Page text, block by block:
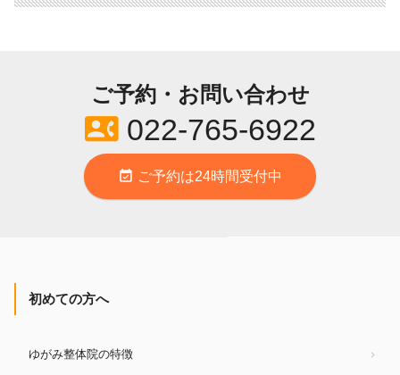
ご予約・お問い合わせ
contact_phone022-765-6922
event_available ご予約は24時間受付中
初めての方へ
ゆがみ整体院の特徴